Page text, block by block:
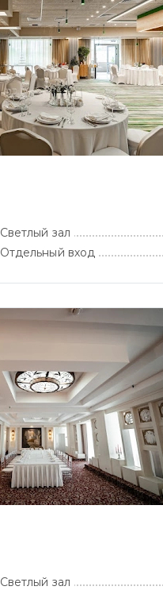
Светлый зал
Отдельный вход
Светлый зал